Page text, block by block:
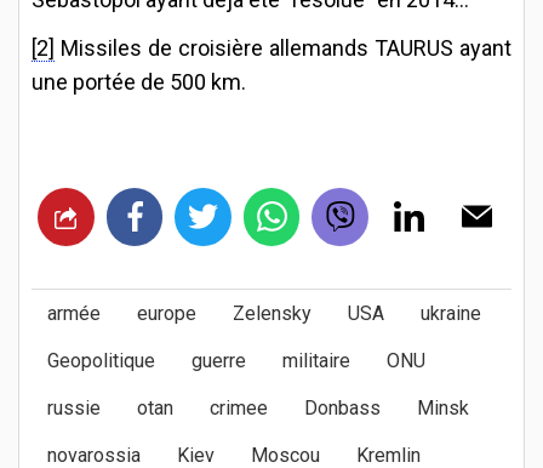
[2] Missiles de croisière allemands TAURUS ayant
une portée de 500 km.
armée europe Zelensky USA ukraine
Geopolitique guerre militaire ONU
russie otan crimee Donbass Minsk
novarossia Kiev Moscou Kremlin